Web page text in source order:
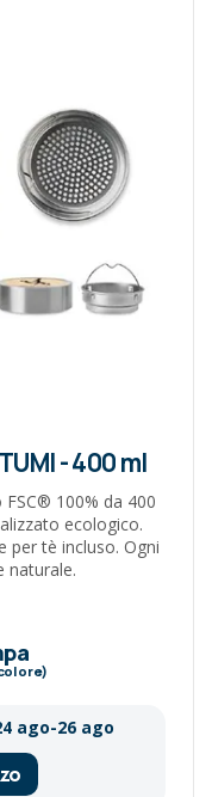
- 400 ml
100% da 400
ecologico.
per tè incluso. Ogni
naturale.
ago-26 ago